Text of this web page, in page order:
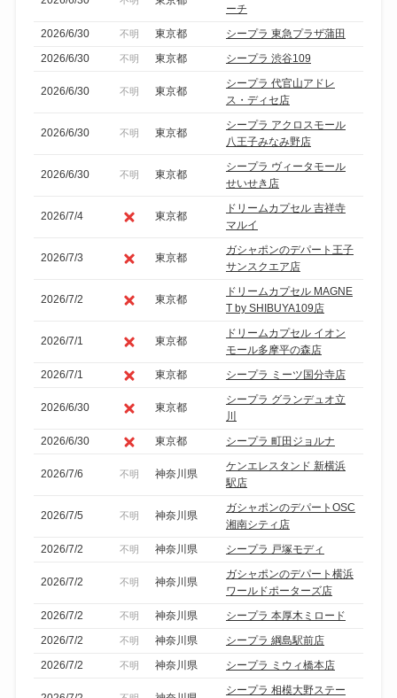
ーチ
2026/6/30
不明 東京都
シープラ 東急プラザ蒲田
2026/6/30
不明 東京都 シープラ 渋谷109
2026/6/30 不明 東京都
シープラ 代官山アドレ
ス・ディセ店
2026/6/30 不明 東京都
シープラ アクロスモール
八王子みなみ野店
2026/6/30 不明 東京都
シープラ ヴィータモール
せいせき店
2026/7/4 東京都
ドリームカプセル 吉祥寺
マルイ
2026/7/3 東京都
ガシャポンのデパート王子
サンスクエア店
2026/7/2 東京都
ドリームカプセル MAGNE
T by SHIBUYA109店
2026/7/1 東京都
ドリームカプセル イオン
モール多摩平の森店
2026/7/1
東京都 シープラ ミーツ国分寺店
2026/6/30 東京都
シープラ グランデュオ立
川
2026/6/30
東京都 シープラ 町田ジョルナ
2026/7/6 不明 神奈川県
ケンエレスタンド 新横浜
駅店
2026/7/5 不明 神奈川県
ガシャポンのデパートOSC
湘南シティ店
2026/7/2
不明 神奈川県 シープラ 戸塚モディ
2026/7/2 不明 神奈川県
ガシャポンのデパート横浜
ワールドポーターズ店
2026/7/2
不明 神奈川県
シープラ 本厚木ミロード
2026/7/2
不明 神奈川県
シープラ 綱島駅前店
2026/7/2
不明 神奈川県 シープラ ミウィ橋本店
シープラ 相模大野ステー